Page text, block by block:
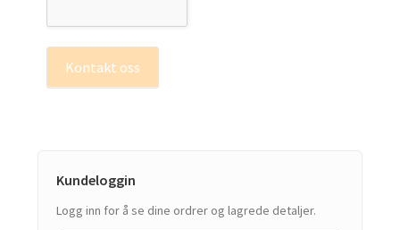
Kontakt oss
Kundeloggin
Logg inn for å se dine ordrer og lagrede detaljer.